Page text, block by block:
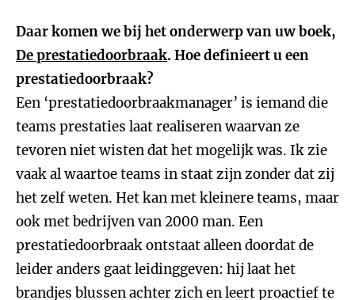
Daar komen we bij het onderwerp van uw boek,
De prestatiedoorbraak. Hoe definieert u een
prestatiedoorbraak?
Een ‘prestatiedoorbraakmanager’ is iemand die
teams prestaties laat realiseren waarvan ze
tevoren niet wisten dat het mogelijk was. Ik zie
vaak al waartoe teams in staat zijn zonder dat zij
het zelf weten. Het kan met kleinere teams, maar
ook met bedrijven van 2000 man. Een
prestatiedoorbraak ontstaat alleen doordat de
leider anders gaat leidinggeven: hij laat het
brandjes blussen achter zich en leert proactief te